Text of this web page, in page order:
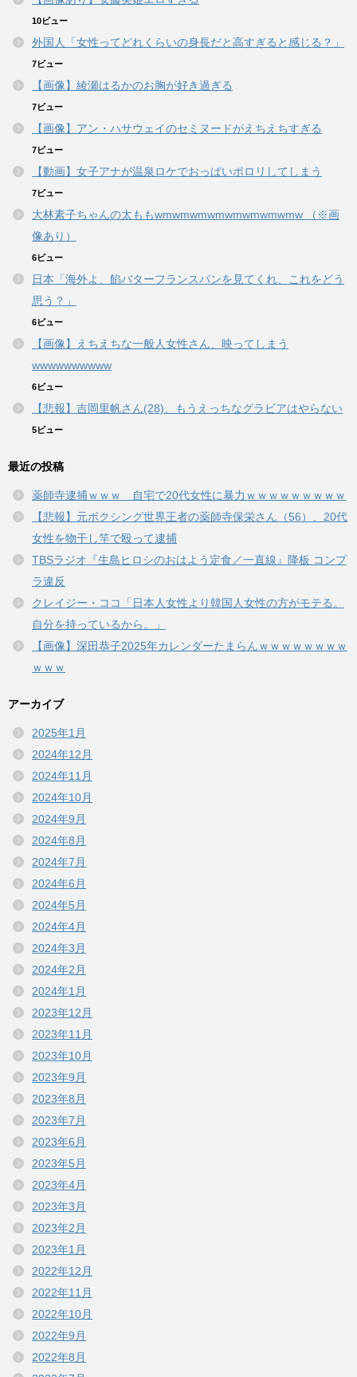
10ビュー
外国人「女性ってどれくらいの身長だと高すぎると感じる？」
7ビュー
【画像】綾瀬はるかのお胸が好き過ぎる
7ビュー
【画像】アン・ハサウェイのセミヌードがえちえちすぎる
7ビュー
【動画】女子アナが温泉ロケでおっぱいポロリしてしまう
7ビュー
大林素子ちゃんの太ももwmwmwmwmwmwmwmwmw （※画
像あり）
6ビュー
日本「海外よ、餡バターフランスパンを見てくれ、これをどう
思う？」
6ビュー
【画像】えちえちな一般人女性さん、映ってしまう
wwwwwwwwww
6ビュー
【悲報】吉岡里帆さん(28)、もうえっちなグラビアはやらない
5ビュー
最近の投稿
薬師寺逮捕ｗｗｗ 自宅で20代女性に暴力ｗｗｗｗｗｗｗｗｗ
【悲報】元ボクシング世界王者の薬師寺保栄さん（56）、20代
女性を物干し竿で殴って逮捕
TBSラジオ『生島ヒロシのおはよう定食／一直線』降板 コンプ
ラ違反
クレイジー・ココ「日本人女性より韓国人女性の方がモテる。
自分を持っているから。」
【画像】深田恭子2025年カレンダーたまらんｗｗｗｗｗｗｗｗ
ｗｗｗ
アーカイブ
2025年1月
2024年12月
2024年11月
2024年10月
2024年9月
2024年8月
2024年7月
2024年6月
2024年5月
2024年4月
2024年3月
2024年2月
2024年1月
2023年12月
2023年11月
2023年10月
2023年9月
2023年8月
2023年7月
2023年6月
2023年5月
2023年4月
2023年3月
2023年2月
2023年1月
2022年12月
2022年11月
2022年10月
2022年9月
2022年8月